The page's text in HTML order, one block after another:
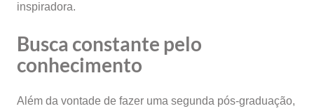
inspiradora.
Busca constante pelo
conhecimento
Além da vontade de fazer uma segunda pós-graduação,